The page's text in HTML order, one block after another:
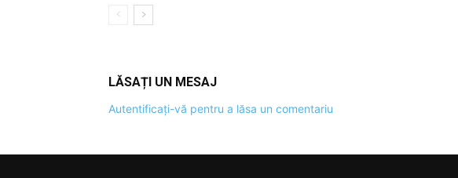
LĂSAȚI UN MESAJ
Autentificați-vă pentru a lăsa un comentariu